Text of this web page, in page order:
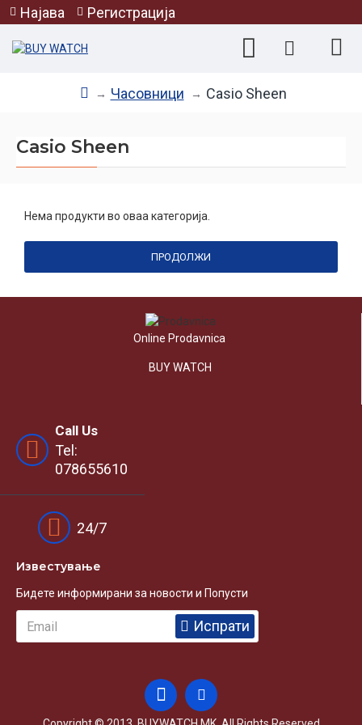
Најава Регистрација
Часовници Casio Sheen
Casio Sheen
Нема продукти во оваа категорија.
ПРОДОЛЖИ
Online Prodavnica
BUY WATCH
Call Us
Tel:
078655610
24/7
Известувањe
Бидете информирани за новости и Попусти
Испрати